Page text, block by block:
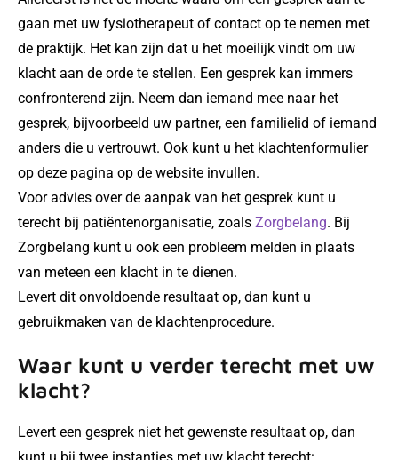
gaan met uw fysiotherapeut of contact op te nemen met
de praktijk. Het kan zijn dat u het moeilijk vindt om uw
klacht aan de orde te stellen. Een gesprek kan immers
confronterend zijn. Neem dan iemand mee naar het
gesprek, bijvoorbeeld uw partner, een familielid of iemand
anders die u vertrouwt. Ook kunt u het klachtenformulier
op deze pagina op de website invullen.
Voor advies over de aanpak van het gesprek kunt u
terecht bij patiëntenorganisatie, zoals Zorgbelang. Bij
Zorgbelang kunt u ook een probleem melden in plaats
van meteen een klacht in te dienen.
Levert dit onvoldoende resultaat op, dan kunt u
gebruikmaken van de klachtenprocedure.
Waar kunt u verder terecht met uw
klacht?
Levert een gesprek niet het gewenste resultaat op, dan